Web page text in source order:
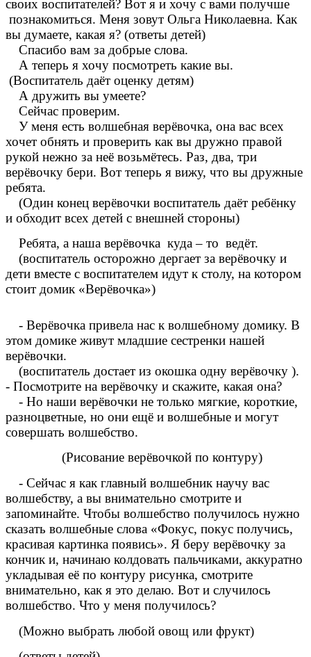
своих воспитателей? Вот я и хочу с вами получше
познакомиться. Меня зовут Ольга Николаевна. Как
вы думаете, какая я? (ответы детей)
Спасибо вам за добрые слова.
А теперь я хочу посмотреть какие вы.
(Воспитатель даёт оценку детям)
А дружить вы умеете?
Сейчас проверим.
У меня есть волшебная верёвочка, она вас всех
хочет обнять и проверить как вы дружно правой
рукой нежно за неё возьмётесь. Раз, два, три
верёвочку бери. Вот теперь я вижу, что вы дружные
ребята.
(Один конец верёвочки воспитатель даёт ребёнку
и обходит всех детей с внешней стороны)
Ребята, а наша верёвочка куда – то ведёт.
(воспитатель осторожно дергает за верёвочку и
дети вместе с воспитателем идут к столу, на котором
стоит домик «Верёвочка»)
- Верёвочка привела нас к волшебному домику. В
этом домике живут младшие сестренки нашей
верёвочки.
(воспитатель достает из окошка одну верёвочку ).
- Посмотрите на верёвочку и скажите, какая она?
- Но наши верёвочки не только мягкие, короткие,
разноцветные, но они ещё и волшебные и могут
совершать волшебство.
(Рисование верёвочкой по контуру)
- Сейчас я как главный волшебник научу вас
волшебству, а вы внимательно смотрите и
запоминайте. Чтобы волшебство получилось нужно
сказать волшебные слова «Фокус, покус получись,
красивая картинка появись». Я беру верёвочку за
кончик и, начинаю колдовать пальчиками, аккуратно
укладывая её по контуру рисунка, смотрите
внимательно, как я это делаю. Вот и случилось
волшебство. Что у меня получилось?
(Можно выбрать любой овощ или фрукт)